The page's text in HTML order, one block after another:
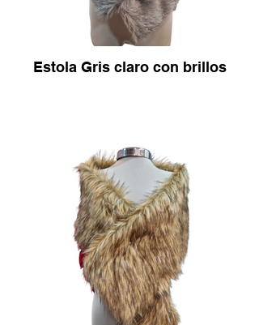
Estola Gris claro con brillos